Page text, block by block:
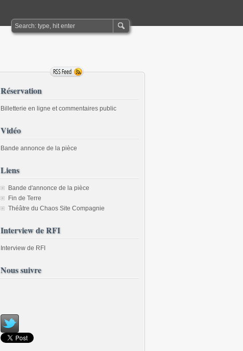
Réservation
Billetterie en ligne et commentaires public
Vidéo
Bande annonce de la pièce
Liens
Bande d'annonce de la pièce
Fin de Terre
Théâtre du Chaos Site Compagnie
Interview de RFI
Interview de RFI
Nous suivre